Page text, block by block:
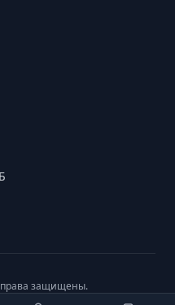
права защищены.